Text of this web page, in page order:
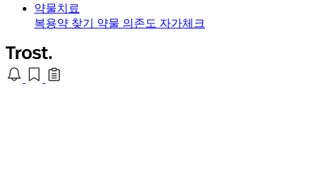
약물치료
복용약 찾기 약물 의존도 자가체크